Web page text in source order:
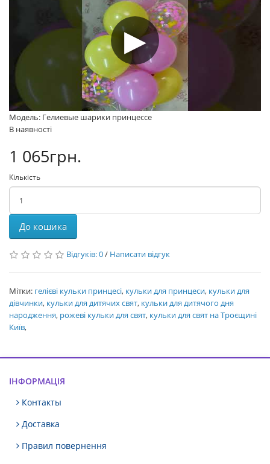
Модель: Гелиевые шарики принцессе
В наявності
1 065грн.
Кількість
До кошика
Відгуків: 0/ Написати відгук
Мітки: гелієві кульки принцесі, кульки для принцеси, кульки для
дівчинки, кульки для дитячих свят, кульки для дитячого дня
народження, рожеві кульки для свят, кульки для свят на Троєщині
Київ,
ІНФОРМАЦІЯ
Контакты
Доставка
Правил повернення